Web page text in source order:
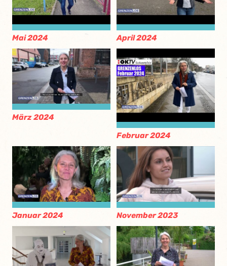
Mai 2024 April 2024
März 2024
Februar 2024
Januar 2024 November 2023